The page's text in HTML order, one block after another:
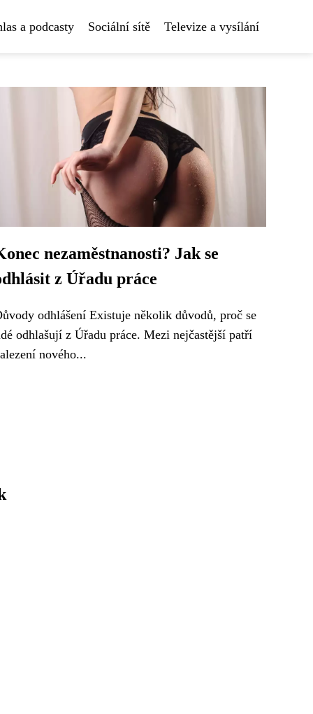
a podcasty Sociální sítě Televize a vysílání
nezaměstnanosti? Jak se
z Úřadu práce
odhlášení Existuje několik důvodů, proč se
odhlašují z Úřadu práce. Mezi nejčastější patří
nového...